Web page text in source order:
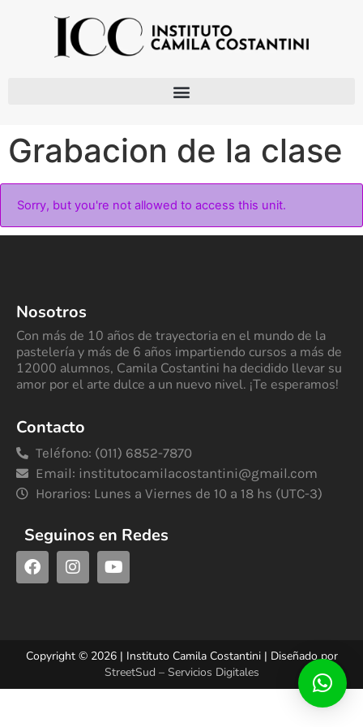
Grabacion de la clase
Sorry, but you're not allowed to access this unit.
Nosotros
Con más de 10 años de trayectoria en el mundo de la
pastelería y más de 6 años impartiendo cursos a más de
12000 alumnos, Camila Costantini ha decidido llevar su
amor por el arte dulce a un nuevo nivel. ¡Te esperamos!
Contacto
Teléfono: (011) 6852-7870
Email: institutocamilacostantini@gmail.com
Horarios: Lunes a Viernes de 10 a 18 hs (UTC-3)
Seguinos en Redes
Copyright © 2026 | Instituto Camila Costantini | Diseñado por
StreetSud – Servicios Digitales